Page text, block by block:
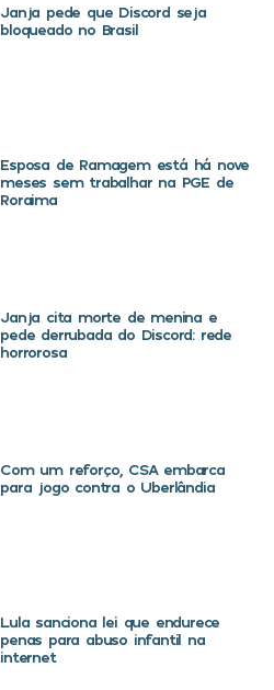
Janja pede que Discord seja
bloqueado no Brasil
Esposa de Ramagem está há nove
meses sem trabalhar na PGE de
Roraima
Janja cita morte de menina e
pede derrubada do Discord: rede
horrorosa
Com um reforço, CSA embarca
para jogo contra o Uberlândia
Lula sanciona lei que endurece
penas para abuso infantil na
internet